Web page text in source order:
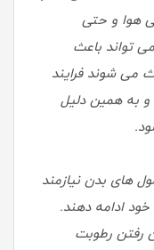
هوا و حتی
تواند باعث
می شوند فرایند
به همین دلیل
های بدن نیازمند
ادامه دهند.
رفتن رطوبت